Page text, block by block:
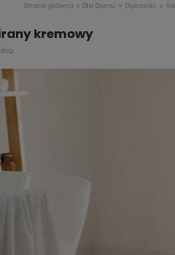
Strona główna Dla Domu Dywaniki
kremowy